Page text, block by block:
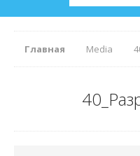
Главная Media